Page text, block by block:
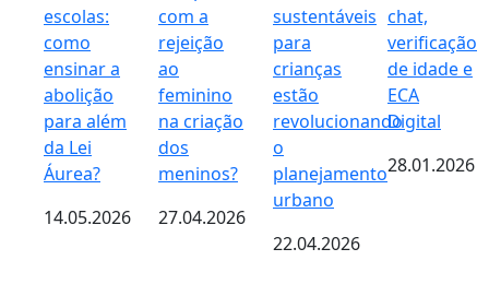
escolas:
como
ensinar a
abolição
para além
da Lei
Áurea?
14.05.2026
com a
rejeição
ao
feminino
na criação
dos
meninos?
27.04.2026
sustentáveis
para
crianças
estão
revolucionando
o
planejamento
urbano
22.04.2026
chat,
verificação
de idade e
ECA
Digital
28.01.2026